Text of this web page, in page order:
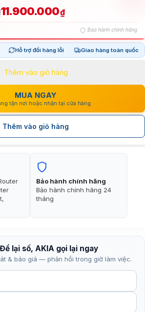
11.900.000₫
Bảo hành chính hãng
Hỗ trợ đổi hàng lỗi Giao hàng toàn quốc
Thêm vào giỏ hàng
MUA NGAY
tận nơi hoặc nhận tại cửa hàng
Thêm vào giỏ hàng
Bảo hành chính hãng
Bảo hành chính hãng 24
tháng
lại số, AKIA gọi lại ngay
& báo giá — phản hồi trong giờ làm việc.